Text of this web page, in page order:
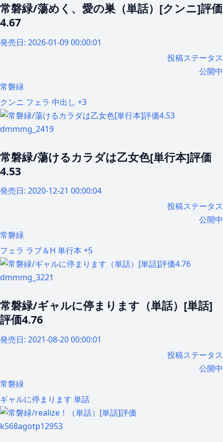
常磐緑/蕩めく、愛の巣（単話）[クンニ]評価
4.67
発売日: 2026-01-09 00:00:01
投稿ステータス
公開中
常磐緑
クンニ フェラ 中出し +3
dmmmg_2419
常磐緑/蕩けるカラダは乙女色[単行本]評価
4.53
発売日: 2020-12-21 00:00:04
投稿ステータス
公開中
常磐緑
フェラ ラブ＆H 単行本 +5
dmmmg_3221
常磐緑/ギャルに停まります（単話）[単話]
評価4.76
発売日: 2021-08-20 00:00:01
投稿ステータス
公開中
常磐緑
ギャルに停まります 単話
k568agotp12953